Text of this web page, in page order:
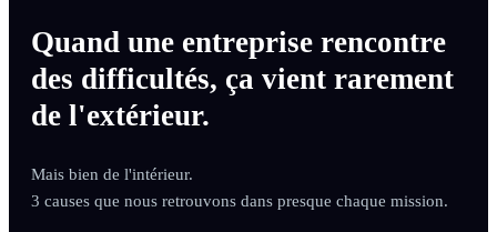
Quand une entreprise rencontre
des difficultés, ça vient rarement
de l'extérieur.
Mais bien de l'intérieur.
3 causes que nous retrouvons dans presque chaque mission.